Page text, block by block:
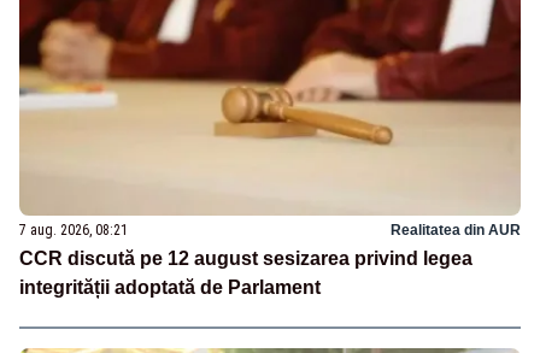
7 aug. 2026, 08:21 Realitatea din AUR
CCR discută pe 12 august sesizarea privind legea
integrității adoptată de Parlament